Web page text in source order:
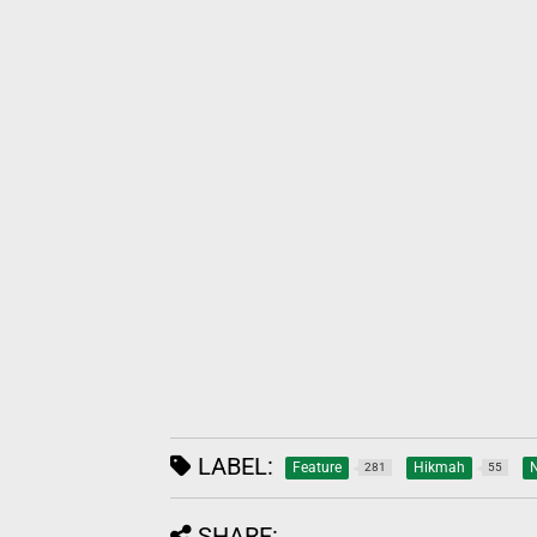
LABEL: Feature 281 Hikmah 55